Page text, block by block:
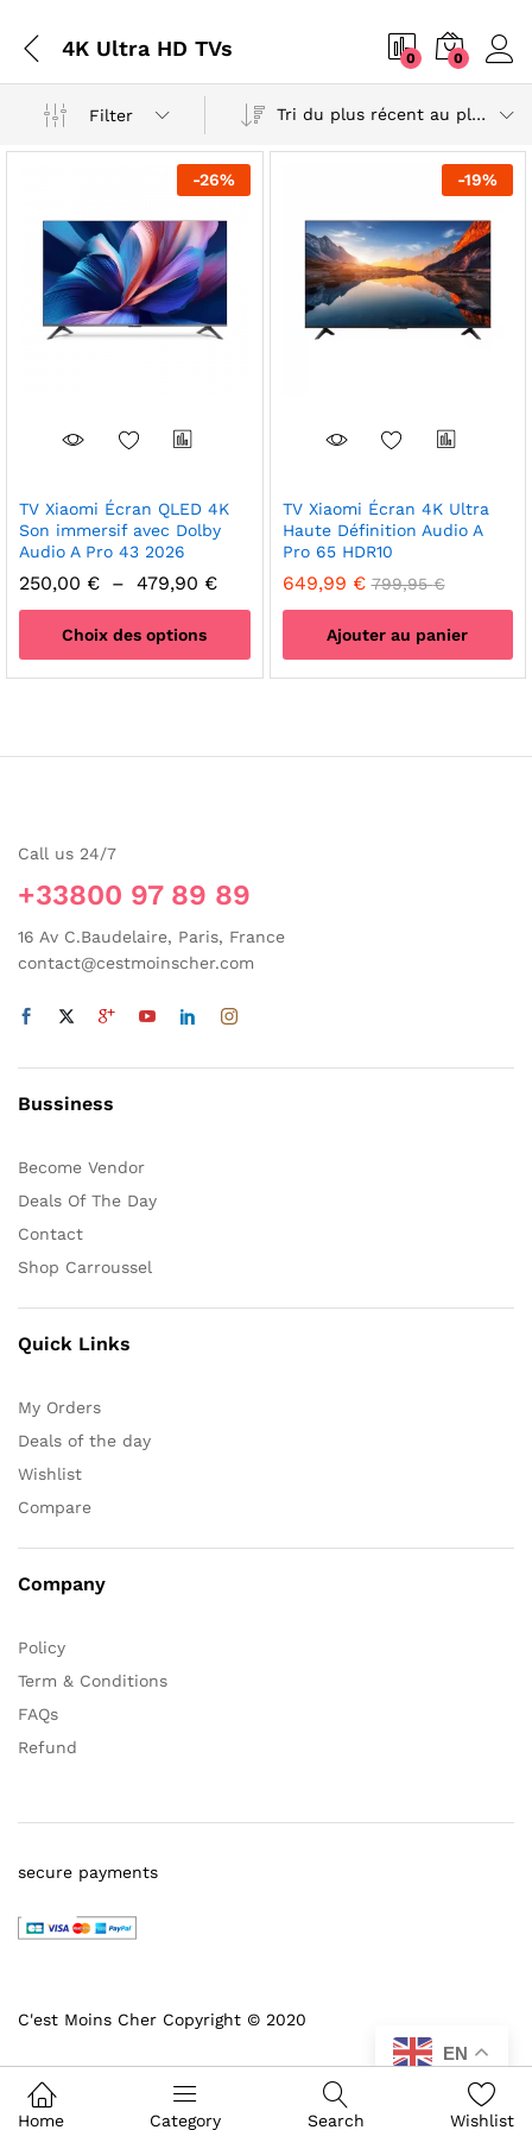
4K Ultra HD TVs 0 0
Filter Tri du plus récent au plus ancien
-26%
TV Xiaomi Écran QLED 4K
Son immersif avec Dolby
Audio A Pro 43 2026
250,00 € – 479,90 €Plage
prix :
à
479,90 €
Choix des options
peuvent
choisies
sur
la
du
-19%
TV Xiaomi Écran 4K Ultra
Haute Définition Audio A
Pro 65 HDR10
649,99 € 799,95€
Ajouter au panier
Call us 24/7
+33800 97 89 89
16 Av C.Baudelaire, Paris, France
contact@cestmoinscher.com
Bussiness
Become Vendor
Deals Of The Day
Contact
Shop Carroussel
Quick Links
My Orders
Deals of the day
Wishlist
Compare
Company
Policy
Term & Conditions
FAQs
Refund
C'est Moins Cher Copyright © 2020
secure payments
EN
Home Category Search Wishlist